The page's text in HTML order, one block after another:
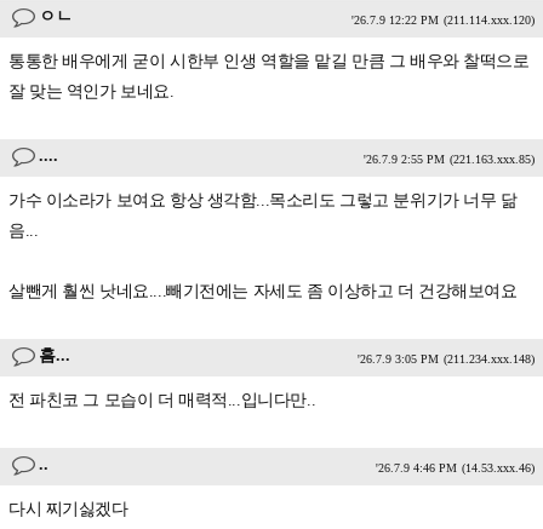
ㅇㄴ '26.7.9 12:22 PM (211.114.xxx.120)
통통한 배우에게 굳이 시한부 인생 역할을 맡길 만큼 그 배우와 찰떡으로
잘 맞는 역인가 보네요.
.... '26.7.9 2:55 PM (221.163.xxx.85)
가수 이소라가 보여요 항상 생각함...목소리도 그렇고 분위기가 너무 닮
음...
살뺀게 훨씬 낫네요....빼기전에는 자세도 좀 이상하고 더 건강해보여요
흠... '26.7.9 3:05 PM (211.234.xxx.148)
전 파친코 그 모습이 더 매력적...입니다만..
.. '26.7.9 4:46 PM (14.53.xxx.46)
다시 찌기싫겠다